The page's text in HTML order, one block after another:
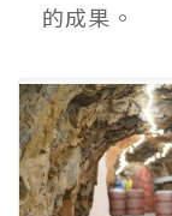
的成果。